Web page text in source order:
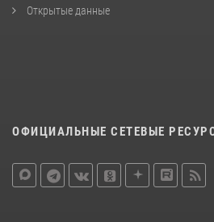
Открытые данные
ОФИЦИАЛЬНЫЕ СЕТЕВЫЕ